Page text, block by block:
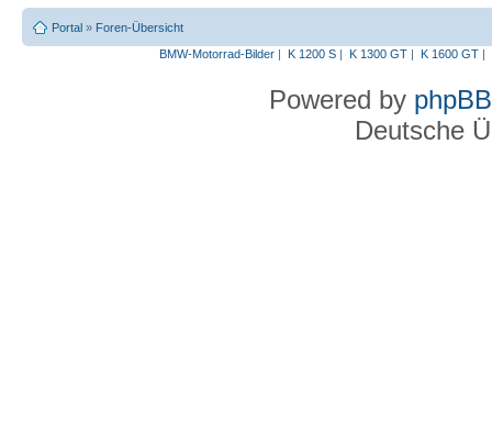
Portal » Foren-Übersicht
BMW-Motorrad-Bilder| K 1200 S| K 1300 GT| K 1600 GT|
Powered by phpBB
Deutsche